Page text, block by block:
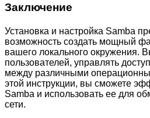
Заключение
Установка и настройка Samba
возможность создать мощный
вашего локального окружения.
пользователей, управлять
между различными
этой инструкции, вы сможете
Samba и использовать ее для
сети.